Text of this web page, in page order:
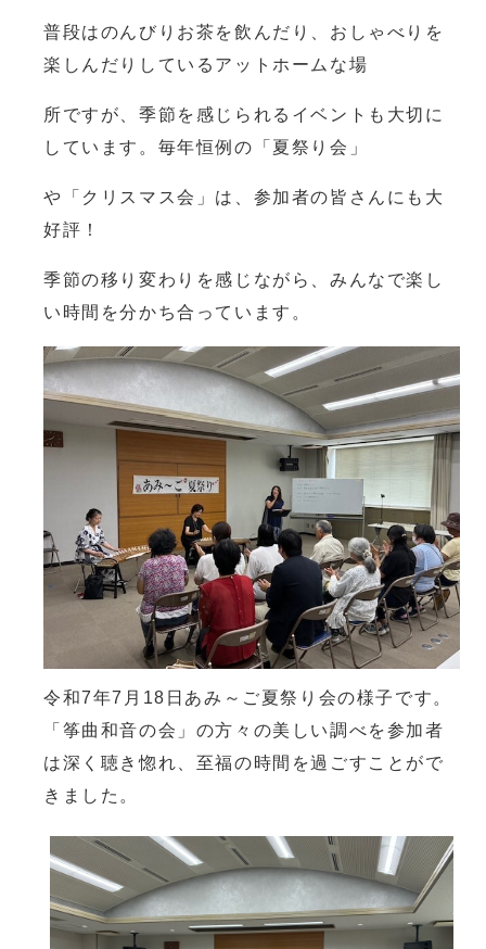
普段はのんびりお茶を飲んだり、おしゃべりを
楽しんだりしているアットホームな場
所ですが、季節を感じられるイベントも大切に
しています。毎年恒例の「夏祭り会」
や「クリスマス会」は、参加者の皆さんにも大
好評！
季節の移り変わりを感じながら、みんなで楽し
い時間を分かち合っています。
令和7年7月18日あみ～ご夏祭り会の様子です。
「筝曲和音の会」の方々の美しい調べを参加者
は深く聴き惚れ、至福の時間を過ごすことがで
きました。